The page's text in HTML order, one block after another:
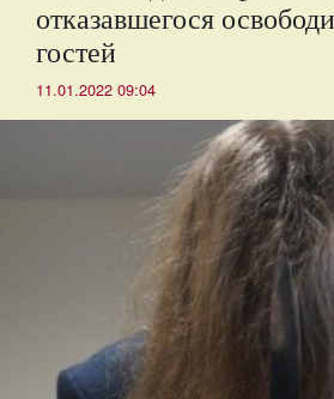
отказавшегося
гостей
11.01.2022 09:04